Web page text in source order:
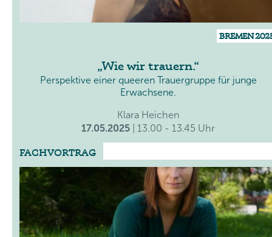
BREMEN
Wie wir trauern.
Perspektive einer queeren Trauergruppe für junge
Erwachsene.
Klara Heichen
17.05.2025
| 13.00 - 13.45 Uhr
FACHVORTRAG